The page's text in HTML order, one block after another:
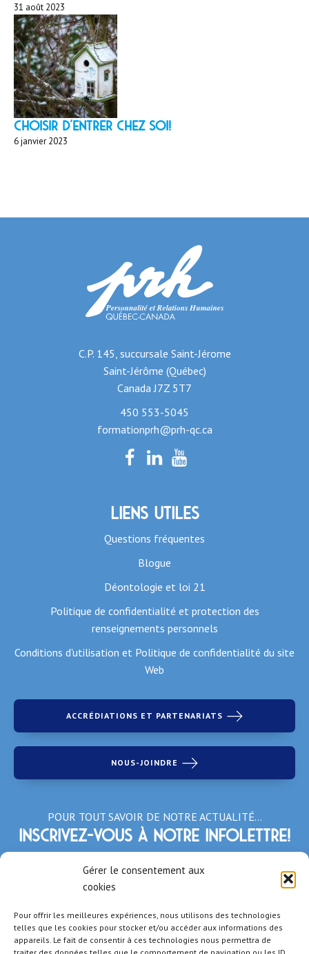
Gérer le consentement aux
cookies
Pour offrir les meilleures expériences, nous utilisons des technologies
telles que les cookies pour stocker et/ou accéder aux informations des
appareils. Le fait de consentir à ces technologies nous permettra de
31 août 2023
Choisir d'entrer chez soi!
6 janvier 2023
C.P. 145, succursale Saint-Jérome
Saint-Jérôme (Québec)
Canada J7Z 5T7
450 553-5045
formationprh@prh-qc.ca
Liens utiles
Questions fréquentes
Blogue
Déontologie et loi 21
Politique de confidentialité et protection des
renseignements personnels
Conditions d'utilisation et Politique de confidentialité du site
Web
ACCRÉDIATIONS ET PARTENARIATS
NOUS-JOINDRE
POUR TOUT SAVOIR DE NOTRE ACTUALITÉ…
Inscrivez-vous à notre infolettre!
*Champs obligatoires